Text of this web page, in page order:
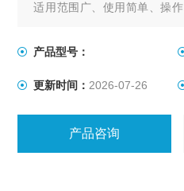
适用范围广、使用简单、操
产品型号：
更新时间： 2026-07-26
产品咨询